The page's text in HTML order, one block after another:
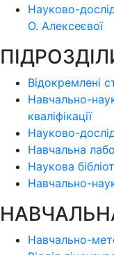
Науково-
О. Алексеєвої
Відокремлені
Навчально-
кваліфікації
Науково-
Навчальна
Наукова
Навчально-
Навчально-